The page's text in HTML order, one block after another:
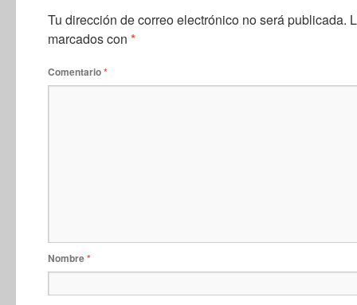
Tu dirección de correo electrónico no será publicada.
marcados con *
Comentario*
Nombre*